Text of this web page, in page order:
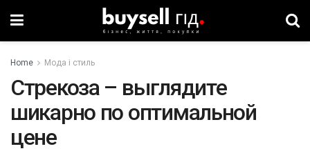
Home Мода і стиль
Cтрекоза – выглядите
шикарно по оптимальной
цене